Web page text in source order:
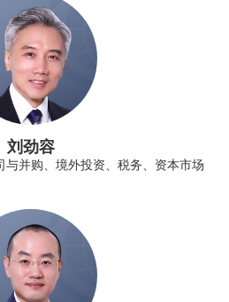
刘劲容
与并购、境外投资、税务、资本市场